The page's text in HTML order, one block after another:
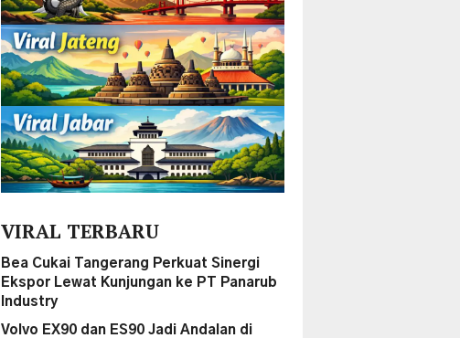
VIRAL TERBARU
Bea Cukai Tangerang Perkuat Sinergi
Ekspor Lewat Kunjungan ke PT Panarub
Industry
Volvo EX90 dan ES90 Jadi Andalan di